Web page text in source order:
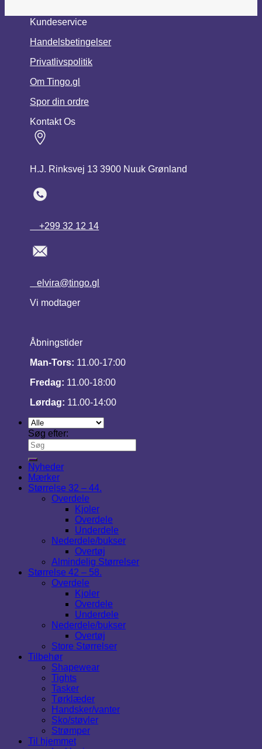
Kundeservice
Handelsbetingelser
Privatlivspolitik
Om Tingo.gl
Spor din ordre
Kontakt Os
H.J. Rinksvej 13 3900 Nuuk Grønland
+299 32 12 14
elvira@tingo.gl
Vi modtager
Åbningstider
Man-Tors: 11.00-17:00
Fredag: 11.00-18:00
Lørdag: 11.00-14:00
Søg efter:
Nyheder
Mærker
Størrelse 32 – 44.
Overdele
Kjoler
Overdele
Underdele
Nederdele/bukser
Overtøj
Almindelig Størrelser
Størrelse 42 – 58.
Overdele
Kjoler
Overdele
Underdele
Nederdele/bukser
Overtøj
Store Størrelser
Tilbehør
Shapewear
Tights
Tasker
Tørklæder
Handsker/vanter
Sko/støvler
Strømper
Til hjemmet